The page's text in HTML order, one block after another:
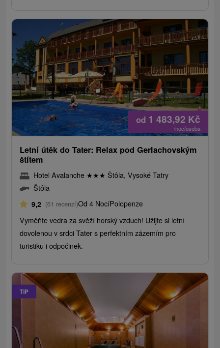
od 1 483,92 Kč
/noc/osoba
Letní útěk do Tater: Relax pod Gerlachovským
štítem
Hotel Avalanche ★★★ Štôla, Vysoké Tatry
Štôla
9,2 (61 recenzí)Od 4 NocíPolopenze
Vyměňte vedra za svěží horský vzduch! Užijte si letní
dovolenou v srdci Tater s perfektním zázemím pro
turistiku i odpočinek.
TIP